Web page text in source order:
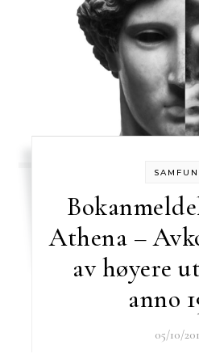
Athena –
av høyere
anno
05/10/